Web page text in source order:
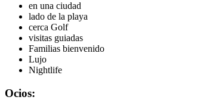
en una ciudad
lado de la playa
cerca Golf
visitas guiadas
Familias bienvenido
Lujo
Nightlife
Ocios: